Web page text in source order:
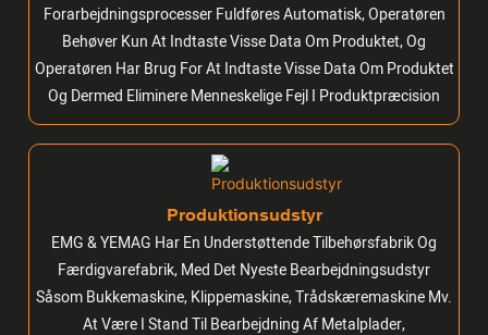
Forarbejdningsprocesser Fuldføres Automatisk, Operatøren
Behøver Kun At Indtaste Visse Data Om Produktet, Og
Operatøren Har Brug For At Indtaste Visse Data Om Produktet
Og Dermed Eliminere Menneskelige Fejl I Produktpræcision
Produktionsudstyr
EMG & YEMAG Har En Understøttende Tilbehørsfabrik Og
Færdigvarefabrik, Med Det Nyeste Bearbejdningsudstyr
Såsom Bukkemaskine, Klippemaskine, Trådskæremaskine Mv.
At Være I Stand Til Bearbejdning Af Metalplader,